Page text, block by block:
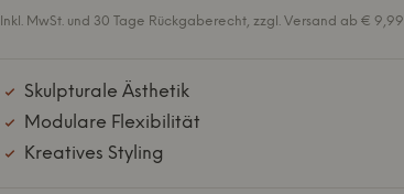
Inkl. MwSt. und 30 Tage Rückgaberecht, zzgl. Versand ab € 9,99
Skulpturale Ästhetik
Modulare Flexibilität
Kreatives Styling